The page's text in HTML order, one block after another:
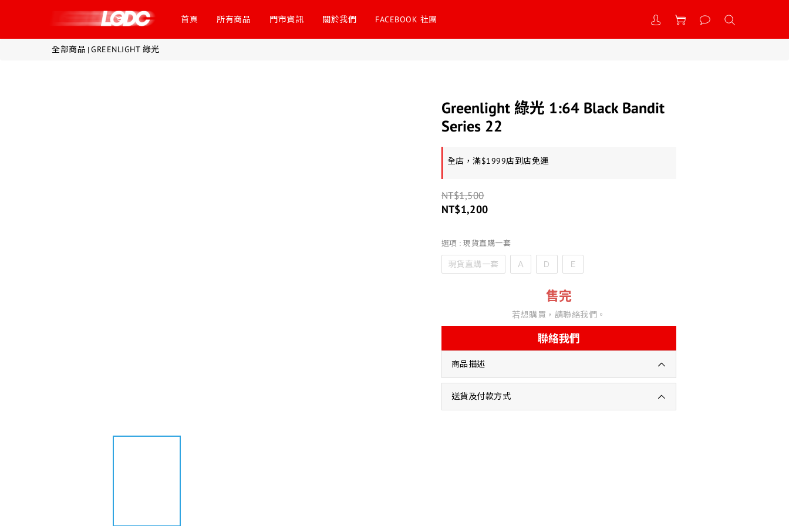
首頁 所有商品 門市資訊 關於我們 FACEBOOK 社團
全部商品 | GREENLIGHT 綠光
Greenlight 綠光 1:64 Black Bandit
Series 22
全店，滿$1999店到店免運
NT$1,500
NT$1,200
選項 : 現貨直購一套
現貨直購一套 Ａ Ｄ Ｅ
售完
若想購買，請聯絡我們。
聯絡我們
商品描述
送貨及付款方式